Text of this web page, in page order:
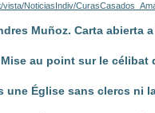
vista/NoticiasIndiv/
Muñoz. Carta abierta
au point sur le célibat
une Église sans clercs ni